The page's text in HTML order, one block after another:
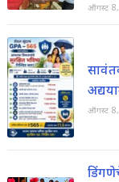
ऑगस्ट
ऑगस्ट